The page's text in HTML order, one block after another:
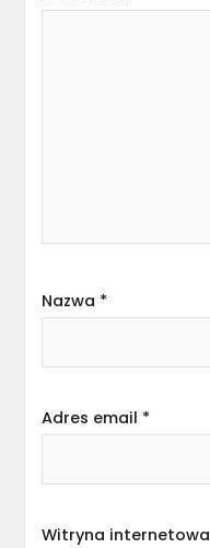
Nazwa *
Adres email *
Witryna internetowa